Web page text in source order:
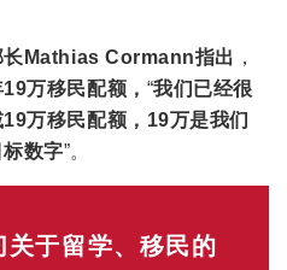
长Mathias Cormann指出 ，
万移民配额， “我们已经很
万移民配额，19万是我们
数字”。
于留学、移民的